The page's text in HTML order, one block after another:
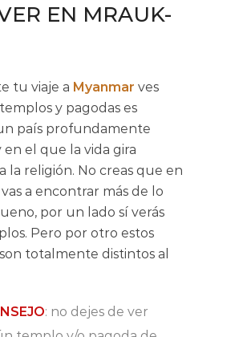
EN MRAUK-
tu viaje a Myanmar ves
y pagodas es
país profundamente
en el que la vida gira
la religión. No creas que en
vas a encontrar más de lo
por un lado sí verás
Pero por otro estos
totalmente distintos al
: no dejes de ver